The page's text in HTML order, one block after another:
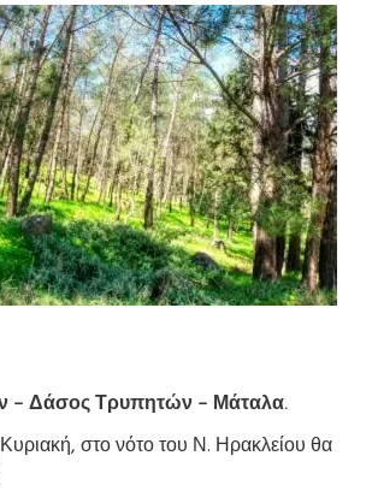
– Δάσος Τρυπητών – Μάταλα.
στο νότο του Ν. Ηρακλείου θα